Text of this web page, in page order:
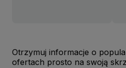
Otrzymuj informacje o
ofertach prosto na swoją